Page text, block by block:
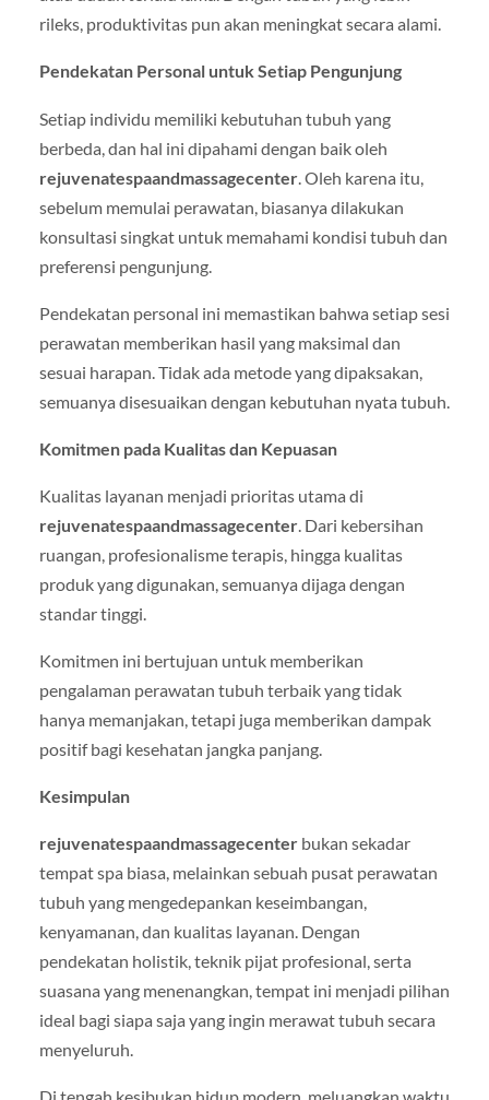
rileks, produktivitas pun akan meningkat secara alami.
Pendekatan Personal untuk Setiap Pengunjung
Setiap individu memiliki kebutuhan tubuh yang
berbeda, dan hal ini dipahami dengan baik oleh
rejuvenatespaandmassagecenter. Oleh karena itu,
sebelum memulai perawatan, biasanya dilakukan
konsultasi singkat untuk memahami kondisi tubuh dan
preferensi pengunjung.
Pendekatan personal ini memastikan bahwa setiap sesi
perawatan memberikan hasil yang maksimal dan
sesuai harapan. Tidak ada metode yang dipaksakan,
semuanya disesuaikan dengan kebutuhan nyata tubuh.
Komitmen pada Kualitas dan Kepuasan
Kualitas layanan menjadi prioritas utama di
rejuvenatespaandmassagecenter. Dari kebersihan
ruangan, profesionalisme terapis, hingga kualitas
produk yang digunakan, semuanya dijaga dengan
standar tinggi.
Komitmen ini bertujuan untuk memberikan
pengalaman perawatan tubuh terbaik yang tidak
hanya memanjakan, tetapi juga memberikan dampak
positif bagi kesehatan jangka panjang.
Kesimpulan
rejuvenatespaandmassagecenterbukan sekadar
tempat spa biasa, melainkan sebuah pusat perawatan
tubuh yang mengedepankan keseimbangan,
kenyamanan, dan kualitas layanan. Dengan
pendekatan holistik, teknik pijat profesional, serta
suasana yang menenangkan, tempat ini menjadi pilihan
ideal bagi siapa saja yang ingin merawat tubuh secara
menyeluruh.